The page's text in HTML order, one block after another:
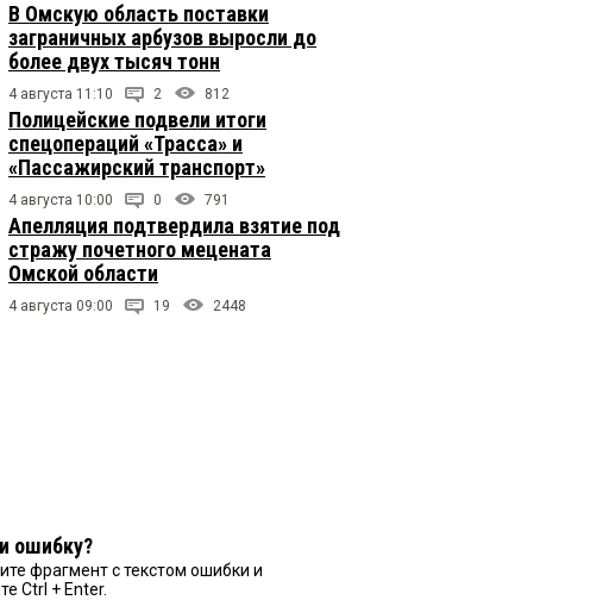
В Омскую область поставки
заграничных арбузов выросли до
более двух тысяч тонн
4 августа 11:10 2 812
Полицейские подвели итоги
спецопераций «Трасса» и
«Пассажирский транспорт»
4 августа 10:00 0 791
Апелляция подтвердила взятие под
стражу почетного мецената
Омской области
4 августа 09:00 19 2448
ошибку?
фрагмент с текстом ошибки и
Ctrl + Enter.